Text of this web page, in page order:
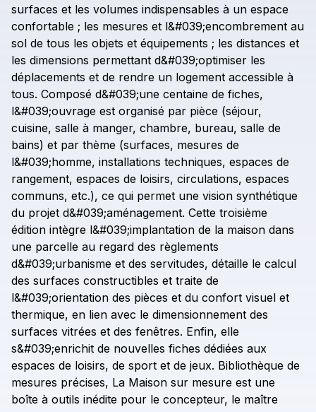
surfaces et les volumes indispensables à un espace
confortable ; les mesures et l&#039;encombrement au
sol de tous les objets et équipements ; les distances et
les dimensions permettant d&#039;optimiser les
déplacements et de rendre un logement accessible à
tous. Composé d&#039;une centaine de fiches,
l&#039;ouvrage est organisé par pièce (séjour,
cuisine, salle à manger, chambre, bureau, salle de
bains) et par thème (surfaces, mesures de
l&#039;homme, installations techniques, espaces de
rangement, espaces de loisirs, circulations, espaces
communs, etc.), ce qui permet une vision synthétique
du projet d&#039;aménagement. Cette troisième
édition intègre l&#039;implantation de la maison dans
une parcelle au regard des règlements
d&#039;urbanisme et des servitudes, détaille le calcul
des surfaces constructibles et traite de
l&#039;orientation des pièces et du confort visuel et
thermique, en lien avec le dimensionnement des
surfaces vitrées et des fenêtres. Enfin, elle
s&#039;enrichit de nouvelles fiches dédiées aux
espaces de loisirs, de sport et de jeux. Bibliothèque de
mesures précises, La Maison sur mesure est une
boîte à outils inédite pour le concepteur, le maître